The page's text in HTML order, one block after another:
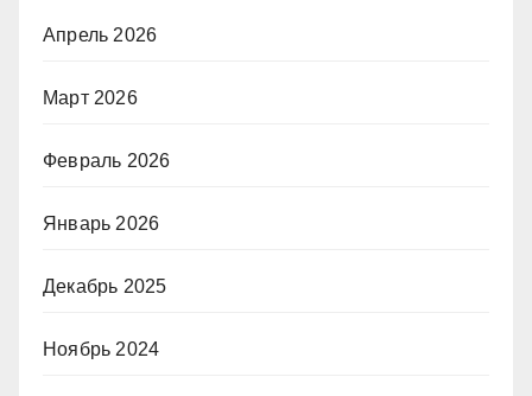
Апрель 2026
Март 2026
Февраль 2026
Январь 2026
Декабрь 2025
Ноябрь 2024